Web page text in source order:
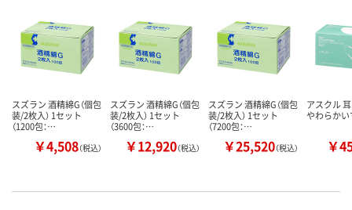
スズラン 酒精綿G（個包
装/2枚入） 1セット
（1200包：…
￥4,508（税込）
スズラン 酒精綿G（個包
装/2枚入） 1セット
（3600包：…
￥12,920（税込）
スズラン 酒精綿G（個包
装/2枚入） 1セット
（7200包：…
￥25,520（税込）
アスクル
やわらか
￥